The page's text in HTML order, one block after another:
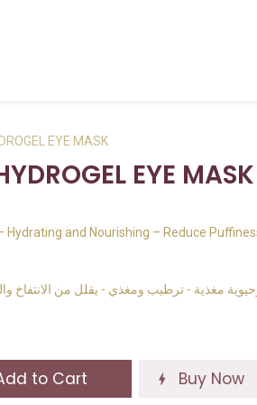
EYE MASK
EYE MASK
Hydrating and Nourishing – Reduce
مغذية - ترطيب ومغذي - يقلل من الانتفاخ
to Cart Buy Now